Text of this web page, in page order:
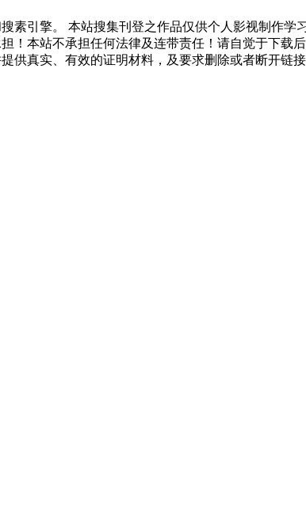
素引擎。 本站搜集刊登之作品仅供个人影视制作
！本站不承担任何法律及连带责任！请自觉于下载
供真实、有效的证明材料，及要求删除或者断开链